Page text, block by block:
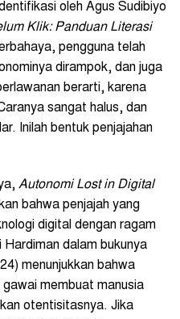
oleh Agus Sudibiyo
Klik: Panduan Literasi
pengguna telah
dirampok, dan juga
berarti, karena
sangat halus, dan
Inilah bentuk penjajahan
Autonomi Lost in Digital
bahwa penjajah yang
digital dengan ragam
dalam bukunya
menunjukkan bahwa
membuat manusia
otentisitasnya. Jika